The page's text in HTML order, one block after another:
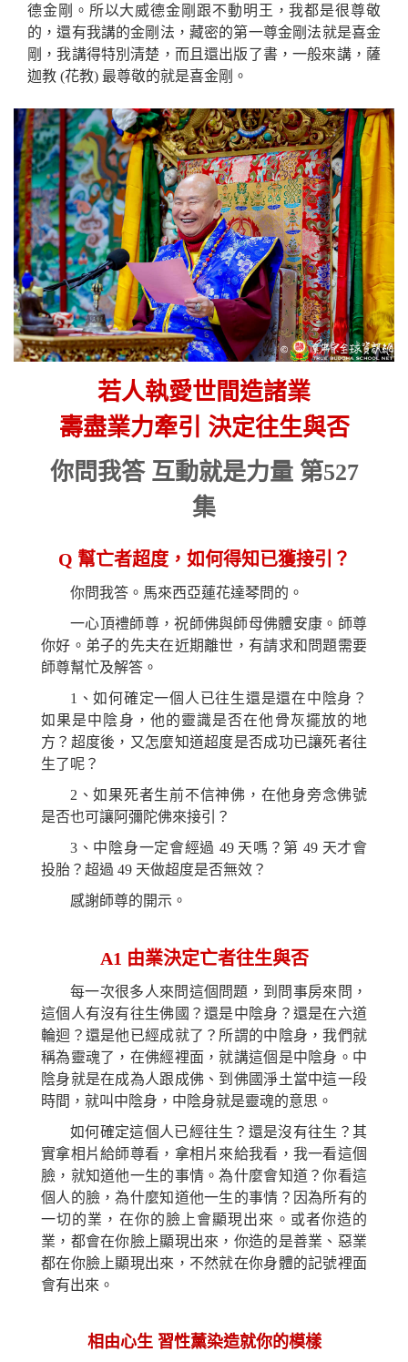
德金剛。所以大威德金剛跟不動明王，我都是很尊敬
的，還有我講的金剛法，藏密的第一尊金剛 法就是喜金
剛，我講得特別清楚，而且還出版了書，一般來講，薩
迦教 (花教) 最尊敬的就是喜金剛。
若人執愛世間造諸業
壽盡業力牽引 決定往生與否
你問我答 互動就是力量 第527
集
Q 幫亡者超度，如何得知已獲接引？
你問我答。馬來西亞蓮花達琴問的。
一心頂禮師尊，祝師佛與師母佛體安康。師尊
你好。弟子的先夫在近期離世，有請求和問題需要
師尊幫忙及解答。
1、如何確定一個人已往生還是還在中陰身？
如果是中陰身，他的靈識是否在他骨灰擺放的地
方？超度後，又怎麼知道超度是否成功已讓死者往
生了呢？
2、如果死者生前不信神佛，在他身旁念佛號
是否也可讓阿彌陀佛來接引？
3、中陰身一定會經過 49 天嗎？第 49 天才會
投胎？超過 49 天做超度是否無效？
感謝師尊的開示。
A1 由業決定亡者往生與否
每一次很多人來問這個問題，到問事房來問，
這個人有沒有往生佛國？還是中陰身？還是在六道
輪迴？還是他已經成就了？所謂的中陰身，我們就
稱為靈魂了，在佛經裡面，就講這個是中陰身。中
陰身就是在成為人跟成佛、到佛國淨土當中這一段
時間，就叫中陰身，中陰身就是靈魂的意思。
如何確定這個人已經往生？還是沒有往生？其
實拿相片給師尊看，拿相片來給我看，我一看這個
臉，就知道他一生的事情。為什麼會知道？你看這
個人的臉，為什麼知道他一生的事情？ 因為所有的
一切的業，在你的臉上會顯現出來。或者你造的
業，都會在你臉上顯現出來，你造的是善業、惡業
都在你臉上顯現出來，不然就在你身體的記號裡面
會有出來。
相由心生 習性薰染造就你的模樣